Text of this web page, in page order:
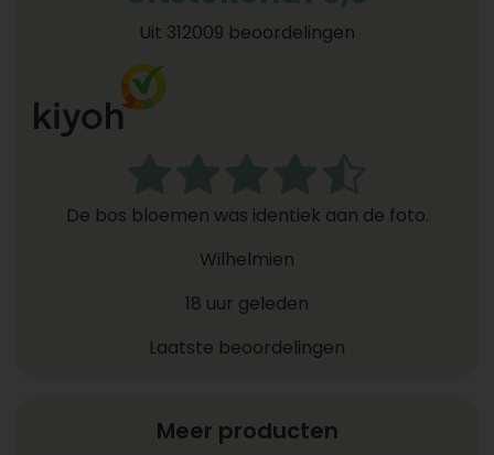
Uit 312009 beoordelingen
De bos bloemen was identiek aan de foto.
Wilhelmien
18 uur geleden
Laatste beoordelingen
Meer producten